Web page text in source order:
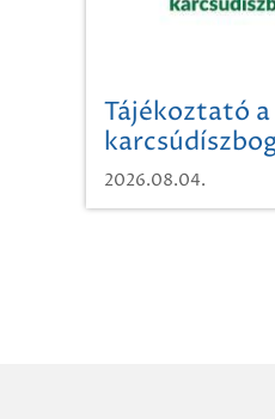
Tájékoztató
2026.08.04.